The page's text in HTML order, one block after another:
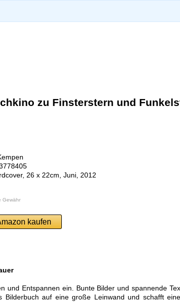
zu Finsterstern und
26 x 22cm, Juni, 2012
Gewähr
kaufen
und Entspannen ein. Bunte Bilder und spannende
Bilderbuch auf eine große Leinwand und schafft